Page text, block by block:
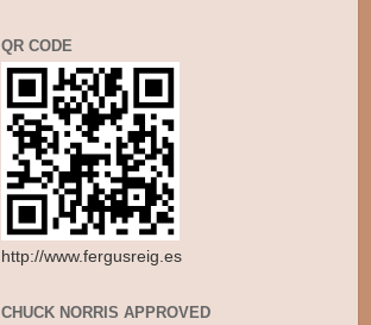
QR CODE
http://www.fergusreig.es
CHUCK NORRIS APPROVED